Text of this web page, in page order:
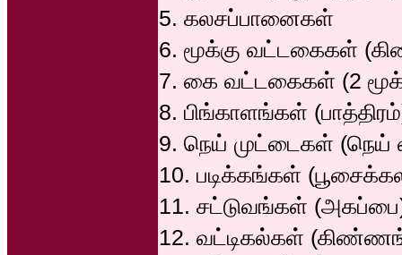
5. கலசப்பானைகள்
6. மூக்கு வட்டகைகள்
7. கை வட்டகைகள் (2
8. பிங்காளங்கள்
9. நெய் முட்டைகள் (நெய்
10. படிக்கங்கள்
11. சட்டுவங்கள்
12. வட்டிகல்கள்